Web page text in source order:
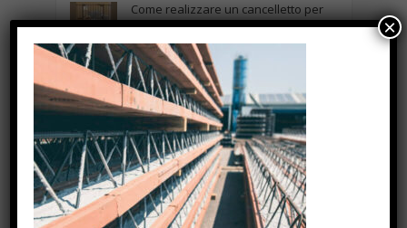
Come realizzare un cancelletto per
cani
Gennaio 9th, 2018
Curabitur malesuada
Ottobre 12th, 2013
NEWS IN UNA FOTO
×